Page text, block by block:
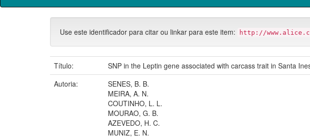
Use este identificador para citar ou linkar para este item: http://
Título:
SNP in the Leptin gene associated with carcass trait in Santa
Autoria:
SENES, B. B.
MEIRA, A. N.
COUTINHO, L. L.
MOURAO, G. B.
AZEVEDO, H. C.
MUNIZ, E. N.